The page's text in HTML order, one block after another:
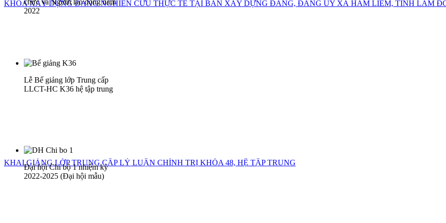
KHOA XÂY DỰNG ĐẢNG NGHIÊN CỨU THỰC TẾ TẠI BAN XÂY DỰNG ĐẢNG, ĐẢNG ỦY XÃ HÀM LIÊM, TỈNH LÂM
KHAI GIẢNG LỚP TRUNG CẤP LÝ LUẬN CHÍNH TRỊ KHÓA 48, HỆ TẬP TRUNG
2022
Lễ Bế giảng lớp Trung cấp
LLCT-HC K36 hệ tập trung
Đại hội Chi bộ 1 nhiệm kỳ
2022-2025 (Đại hội mẫu)